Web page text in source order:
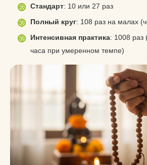
Стандарт: 10 или 27 раз
Полный круг: 108 раз на малах
Интенсивная практика: 1008 раз
часа при умеренном темпе)